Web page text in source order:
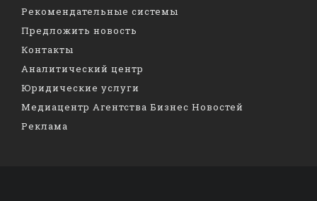
Рекомендательные системы
Предложить новость
Контакты
Аналитический центр
Юридические услуги
Медиацентр Агентства Бизнес Новостей
Реклама